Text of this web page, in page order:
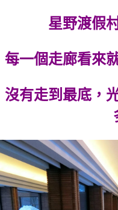
星野渡假
每一個走廊看來
沒有走到最底，